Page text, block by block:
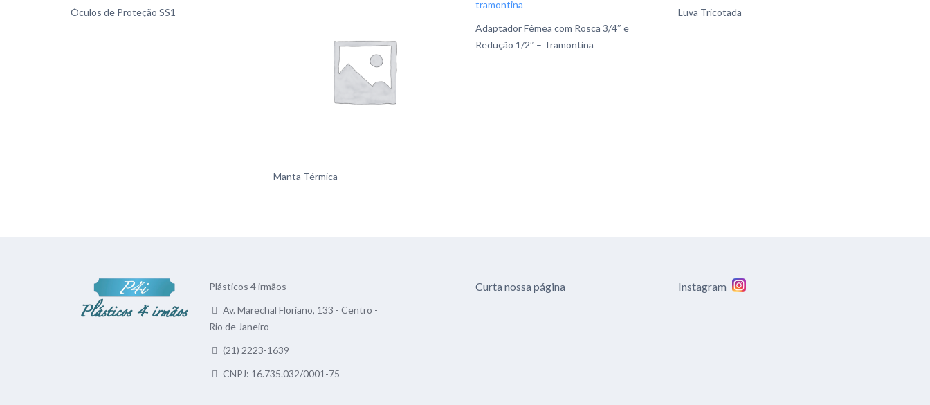
Óculos de Proteção SS1
Manta Térmica
Adaptador Fêmea com Rosca 3/4″ e
Redução 1/2″ – Tramontina
Luva Tricotada
Plásticos 4 irmãos
Av. Marechal Floriano, 133 - Centro -
Rio de Janeiro
(21) 2223-1639
CNPJ: 16.735.032/0001-75
Curta nossa página Instagram